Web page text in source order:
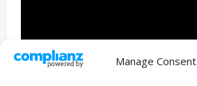
Manage Consent